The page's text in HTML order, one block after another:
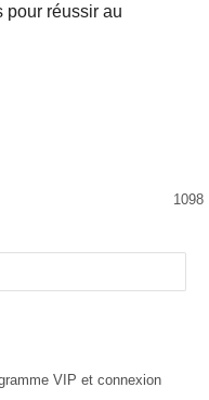
pour réussir au
1098
VIP et connexion